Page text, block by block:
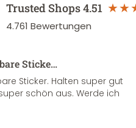
Trusted Shops4.51
4.761 Bewertungen
Sticke…
Sticker. Halten super gut
schön aus. Werde ich